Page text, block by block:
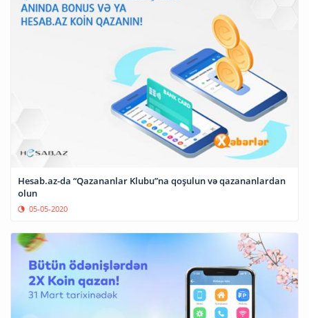
Hesab.az-da “Qazananlar Klubu”na qoşulun və qazananlardan
olun
05-05-2020